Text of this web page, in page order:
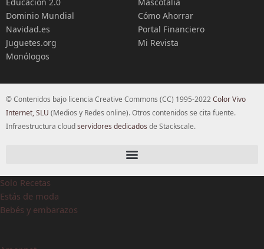
Dominio Mundial
Navidad.es
Juguetes.org
Monólogos
Cómo Ahorrar
Portal Financiero
Mi Revista
© Contenidos bajo licencia Creative Commons (CC) 1995-2022Color Vivo
Internet, SLU (Medios y Redes online). Otros contenidos se cita fuente.
Infraestructura cloudservidores dedicados de Stackscale.
Solo Recetas
Estás de moda
Bebés y embarazos